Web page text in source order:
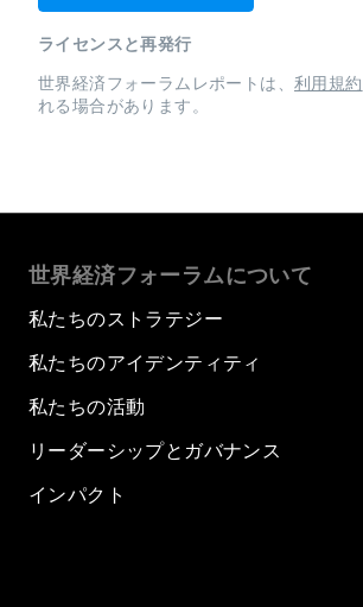
ライセンスと再発行
世界経済フォーラムレポートは、 利用規約
れる場合があります。
世界経済フォーラムについて
私たちのストラテジー
私たちのアイデンティティ
私たちの活動
リーダーシップとガバナンス
インパクト